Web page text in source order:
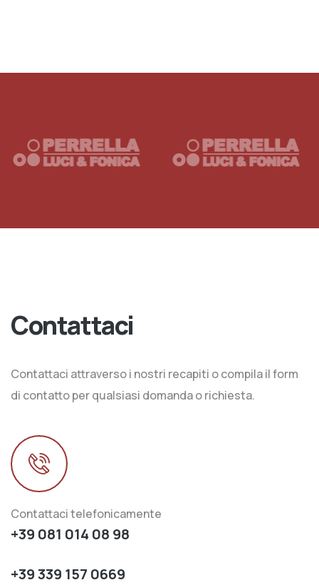
Contattaci
Contattaci attraverso i nostri recapiti o compila il form
di contatto per qualsiasi domanda o richiesta.
Contattaci telefonicamente
+39 081 014 08 98
+39 339 157 0669